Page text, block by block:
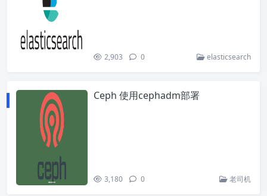
2,903 0 elasticsearch
Ceph 使用cephadm部署
3,180 0 老司机